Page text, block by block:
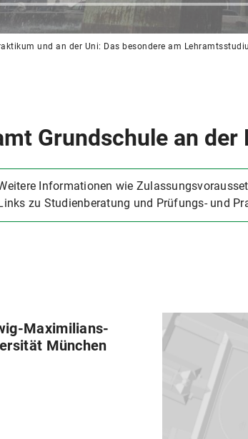
und an der Uni: Das besondere am
Grundschule an der
Informationen wie
zu Studienberatung und Prüfungs- und
Maximilians-
München